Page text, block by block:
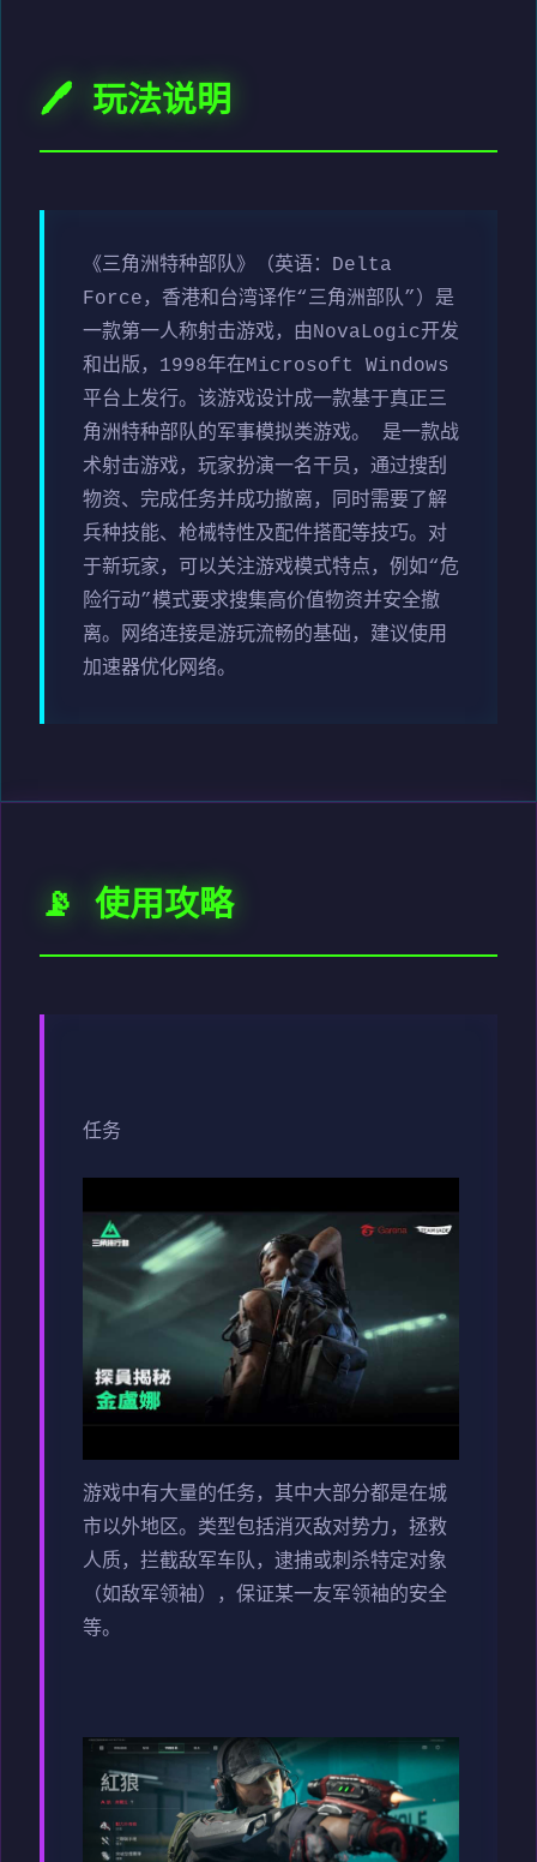
🖊️ 玩法说明
《三角洲特种部队》（英语：Delta
Force，香港和台湾译作“三角洲部队”）是
一款第一人称射击游戏，由NovaLogic开发
和出版，1998年在Microsoft Windows
平台上发行。该游戏设计成一款基于真正三
角洲特种部队的军事模拟类游戏。 是一款战
术射击游戏，玩家扮演一名干员，通过搜刮
物资、完成任务并成功撤离，同时需要了解
兵种技能、枪械特性及配件搭配等技巧。对
于新玩家，可以关注游戏模式特点，例如“危
险行动”模式要求搜集高价值物资并安全撤
离。网络连接是游玩流畅的基础，建议使用
加速器优化网络。
📡 使用攻略
任务
游戏中有大量的任务，其中大部分都是在城
市以外地区。类型包括消灭敌对势力，拯救
人质，拦截敌军车队，逮捕或刺杀特定对象
（如敌军领袖），保证某一友军领袖的安全
等。